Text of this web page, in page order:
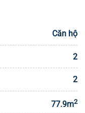
Căn hộ
2
2
77.9m2